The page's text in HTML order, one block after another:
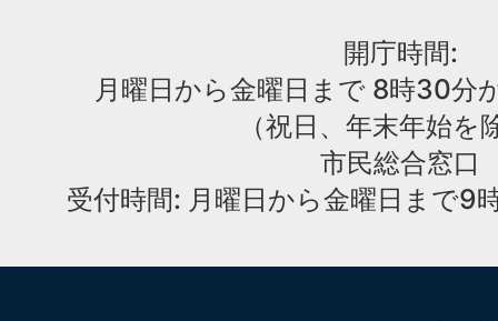
開庁時間:
月曜日から金曜日まで 8時30分
（祝日、年末年始を
市民総合窓口
受付時間: 月曜日から金曜日まで9